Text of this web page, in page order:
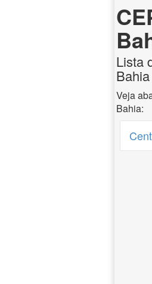
Lista
Bahia
Veja
Bahia: